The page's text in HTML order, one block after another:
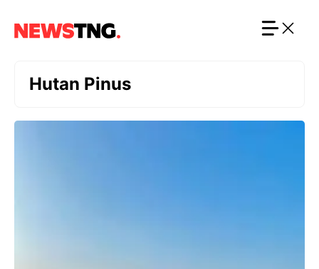
Hutan Pinus